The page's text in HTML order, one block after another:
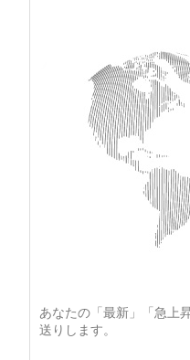
あなたの「最新」「急上
送りします。